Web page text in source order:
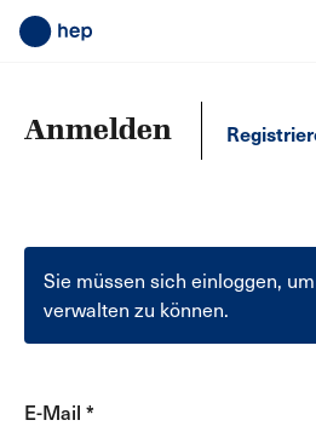
Anmelden
Sie müssen sich einloggen,
verwalten zu können.
E-Mail *